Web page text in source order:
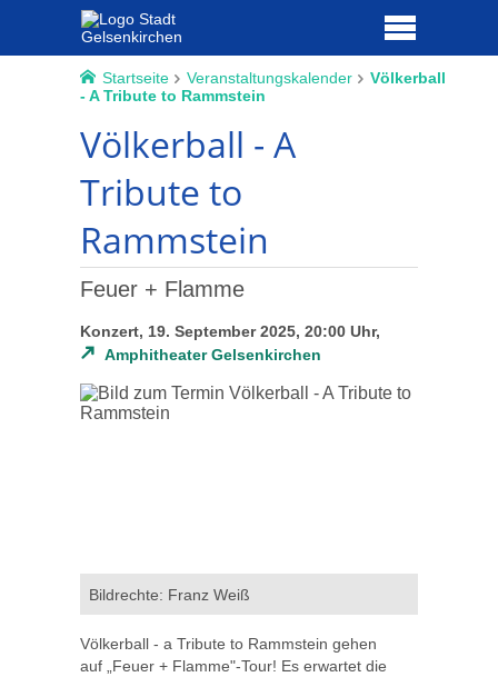
Startseite Veranstaltungskalender
Völkerball
- A Tribute to Rammstein
Völkerball - A
Tribute to
Rammstein
Feuer + Flamme
Konzert, 19. September 2025, 20:00 Uhr,
Amphitheater Gelsenkirchen
Bildrechte: Franz Weiß
Völkerball - a Tribute to Rammstein gehen
auf „Feuer + Flamme"-Tour! Es erwartet die